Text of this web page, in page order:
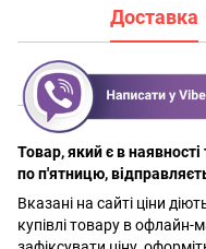
Доставка
Товар, який є в
по п'ятницю,
Вказані на сайті ціни
купівлі товару в